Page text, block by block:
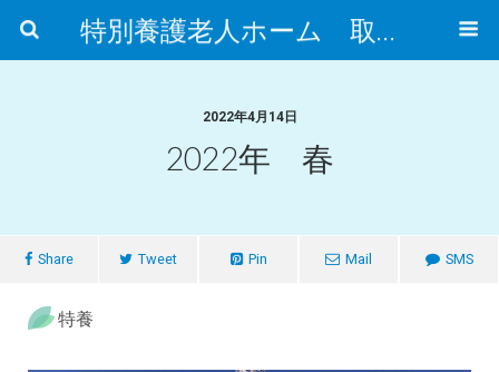
特別養護老人ホーム 取手市ふれあいの郷
2022年4月14日
2022年 春
Share Tweet Pin Mail SMS
特養